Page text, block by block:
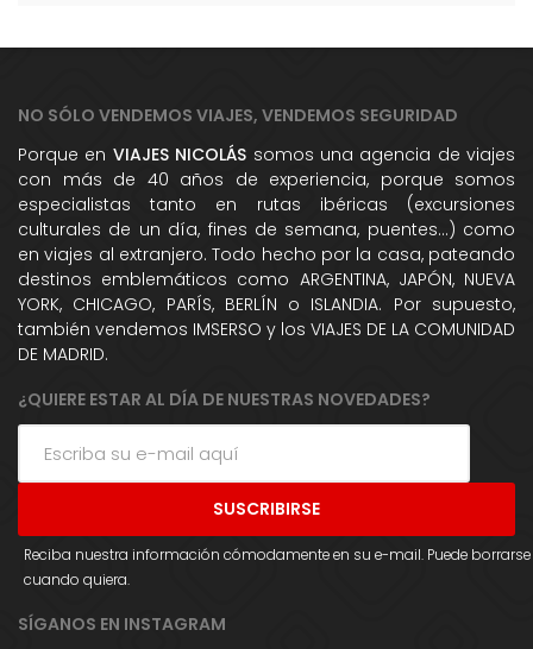
NO SÓLO VENDEMOS VIAJES, VENDEMOS SEGURIDAD
Porque en VIAJES NICOLÁS somos una agencia de viajes
con más de 40 años de experiencia, porque somos
especialistas tanto en rutas ibéricas (excursiones
culturales de un día, fines de semana, puentes...) como
en viajes al extranjero. Todo hecho por la casa, pateando
destinos emblemáticos como ARGENTINA, JAPÓN, NUEVA
YORK, CHICAGO, PARÍS, BERLÍN o ISLANDIA. Por supuesto,
también vendemos IMSERSO y los VIAJES DE LA COMUNIDAD
DE MADRID.
¿QUIERE ESTAR AL DÍA DE NUESTRAS NOVEDADES?
Reciba nuestra información cómodamente en su e-mail. Puede borrarse
cuando quiera.
SÍGANOS EN INSTAGRAM